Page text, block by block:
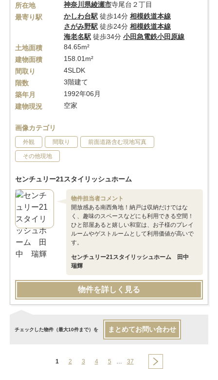
所在地 神奈川県綾瀬市寺尾台２丁目
最寄り駅
かしわ台駅 徒歩14分 相模鉄道本線
さがみ野駅 徒歩24分 相模鉄道本線
海老名駅 徒歩34分 小田急電鉄小田原線
土地面積
84.65m²
建物面積
158.01m²
間取り
4SLDK
階数
3階建て
築年月
1992年06月
建物現況
空家
画像カテゴリ
外観 間取り 前面道路含む現地写真
その他現地
センチュリー21スタイリッシュホーム
物件担当者コメント
開放感ある南西角地！納戸は収納だけではな
く、趣味のスペースなどにも利用できる空間！
ひと部屋あると嬉しい和室は、お子様のプレイ
ルームやゲストルームとして利用価値が高いで
す。
センチュリー21スタイリッシュホーム 田中
瑞輝
物件を詳しく見る
チェックした物件（最大10件まで）を まとめてお問い合わせ
1 2 3 4 5 … 37